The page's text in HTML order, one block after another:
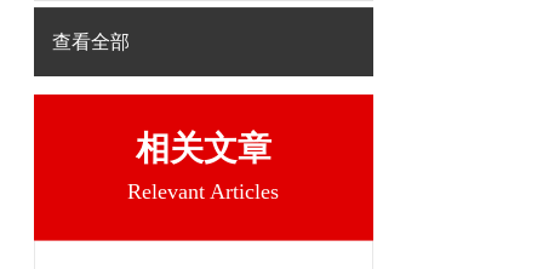
查看全部
相关文章
Relevant Articles